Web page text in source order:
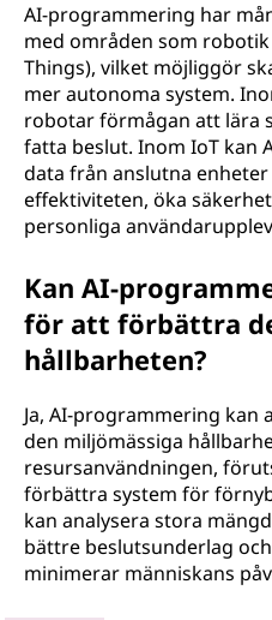
AI-programmering har
med områden som
Things), vilket möjliggör
mer autonoma system.
robotar förmågan att lära
fatta beslut. Inom IoT kan
data från anslutna
effektiviteten, öka
personliga
Kan AI-
för att förbättra
hållbarheten?
Ja, AI-programmering
den miljömässiga
resursanvändningen,
förbättra system för
kan analysera stora
bättre beslutsunderlag
minimerar människans